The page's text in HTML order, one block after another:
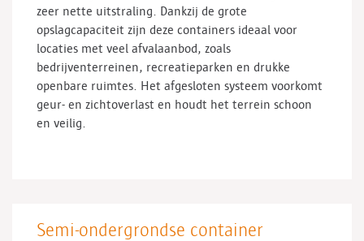
zeer nette uitstraling. Dankzij de grote
opslagcapaciteit zijn deze containers ideaal voor
locaties met veel afvalaanbod, zoals
bedrijventerreinen, recreatieparken en drukke
openbare ruimtes. Het afgesloten systeem voorkomt
geur- en zichtoverlast en houdt het terrein schoon
en veilig.
Semi-ondergrondse container